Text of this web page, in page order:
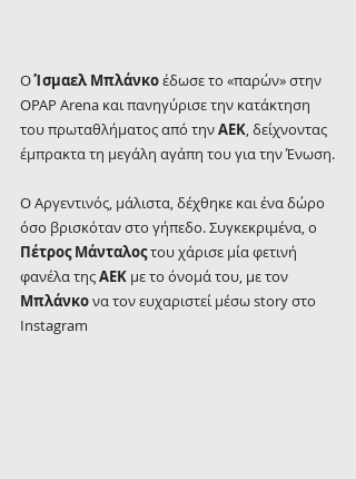
Ο Ίσμαελ Μπλάνκο έδωσε το «παρών» στην
OPAP Arena και πανηγύρισε την κατάκτηση
του πρωταθλήματος από την ΑΕΚ, δείχνοντας
έμπρακτα τη μεγάλη αγάπη του για την Ένωση.
Ο Αργεντινός, μάλιστα, δέχθηκε και ένα δώρο
όσο βρισκόταν στο γήπεδο. Συγκεκριμένα, ο
Πέτρος Μάνταλος του χάρισε μία φετινή
φανέλα της ΑΕΚ με το όνομά του, με τον
Μπλάνκο να τον ευχαριστεί μέσω story στο
Instagram